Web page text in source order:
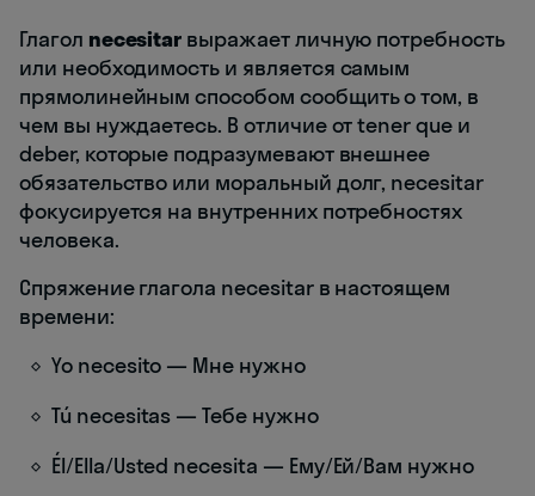
Глагол necesitar выражает личную потребность
или необходимость и является самым
прямолинейным способом сообщить о том, в
чем вы нуждаетесь. В отличие от tener que и
deber, которые подразумевают внешнее
обязательство или моральный долг, necesitar
фокусируется на внутренних потребностях
человека.
Спряжение глагола necesitar в настоящем
времени:
Yo necesito — Мне нужно
Tú necesitas — Тебе нужно
Él/Ella/Usted necesita — Ему/Ей/Вам нужно